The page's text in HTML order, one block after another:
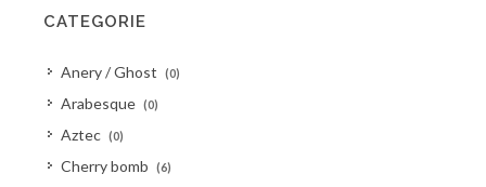
CATEGORIE
Anery / Ghost (0)
Arabesque (0)
Aztec (0)
Cherry bomb (6)